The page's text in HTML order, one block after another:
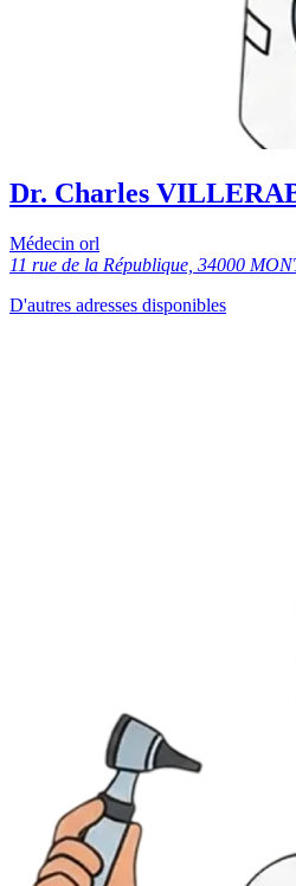
Dr. Charles
Médecin orl
11 rue de la République, 34000
D'autres adresses disponibles